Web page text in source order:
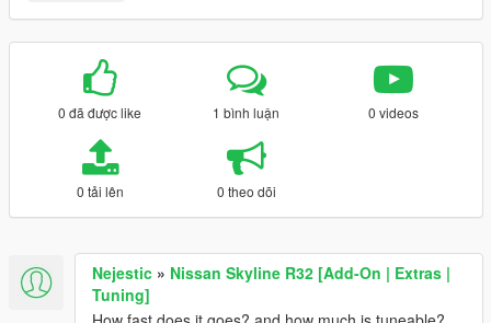
0 đã được like 1 bình luận 0 videos
0 tải lên 0 theo dõi
Nejestic » Nissan Skyline R32 [Add-On | Extras |
Tuning]